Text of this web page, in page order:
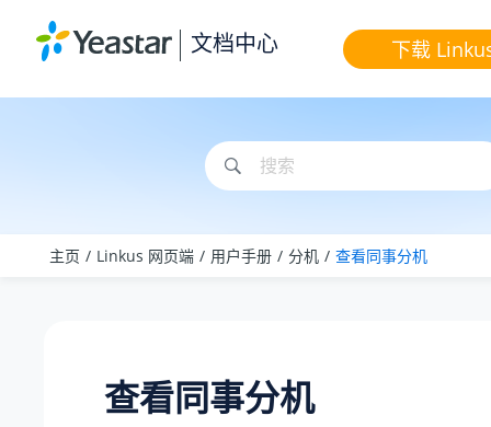
文档中心 下载
主页 Linkus 网页端 用户手册 分机 查看同事分机
查看同事分机